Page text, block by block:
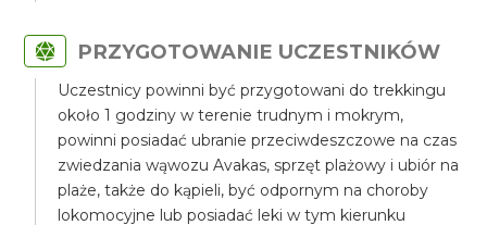
PRZYGOTOWANIE UCZESTNIKÓW
Uczestnicy powinni być przygotowani do trekkingu
około 1 godziny w terenie trudnym i mokrym,
powinni posiadać ubranie przeciwdeszczowe na czas
zwiedzania wąwozu Avakas, sprzęt plażowy i ubiór na
plaże, także do kąpieli, być odpornym na choroby
lokomocyjne lub posiadać leki w tym kierunku